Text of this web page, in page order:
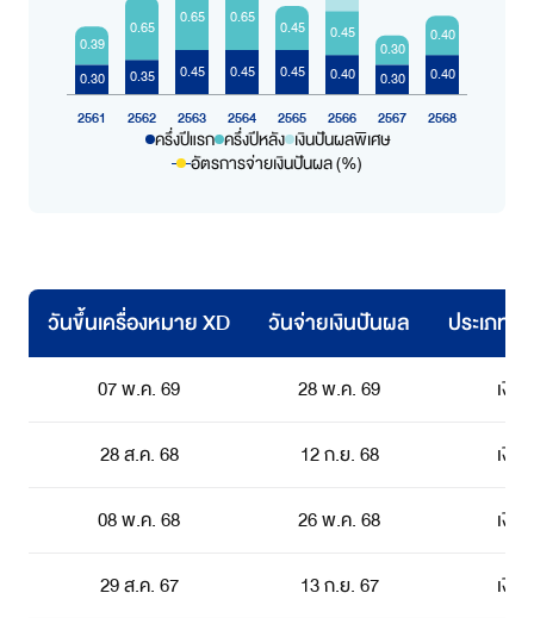
ครึ่งปีแรก ครึ่งปีหลัง เงินปันผลพิเศษ
อัตรการจ่ายเงินปันผล (%)
วันขึ้นเครื่องหมาย XD วันจ่ายเงินปันผล ประเภทเ
07 พ.ค. 69 28 พ.ค. 69 เงิน
28 ส.ค. 68 12 ก.ย. 68 เงิน
08 พ.ค. 68 26 พ.ค. 68 เงิน
29 ส.ค. 67 13 ก.ย. 67 เงิน